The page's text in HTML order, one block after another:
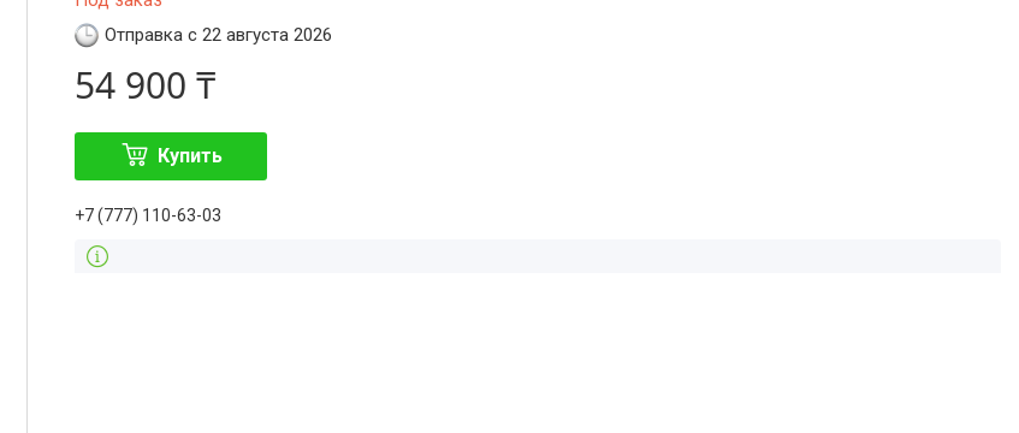
Отправка с 22 августа 2026
54 900 ₸
Купить
+7 (777) 110-63-03